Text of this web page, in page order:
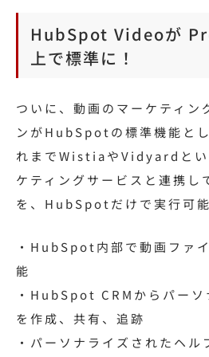
HubSpot Videoが
上で標準に！
ついに、動画のマーケティン
ンがHubSpotの標準機能と
れまでWistiaやVidyardとい
ケティングサービスと連携し
を、HubSpotだけで実行可能
・HubSpot内部で動画ファ
能
・HubSpot CRMからパーソ
を作成、共有、追跡
・パーソナライズされたヘル